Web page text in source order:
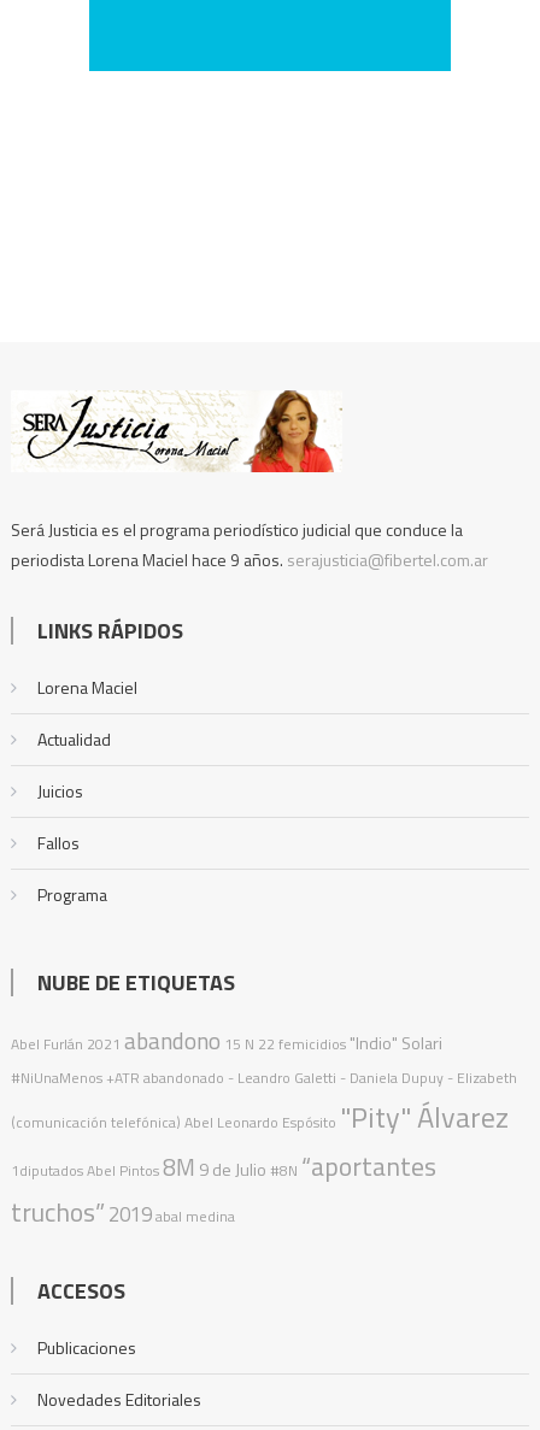
Será Justicia es el programa periodístico judicial que conduce la
periodista Lorena Maciel hace 9 años. serajusticia@fibertel.com.ar
LINKS RÁPIDOS
Lorena Maciel
Actualidad
Juicios
Fallos
Programa
NUBE DE ETIQUETAS
Abel Furlán 2021 abandono 15 N 22 femicidios "Indio" Solari
#NiUnaMenos +ATR abandonado - Leandro Galetti - Daniela Dupuy - Elizabeth
(comunicación telefónica) Abel Leonardo Espósito "Pity" Álvarez
1diputadosAbel Pintos8M 9 de Julio #8N “aportantes
truchos”2019abal medina
ACCESOS
Publicaciones
Novedades Editoriales